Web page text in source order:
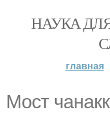
НАУКА
главная
Мост